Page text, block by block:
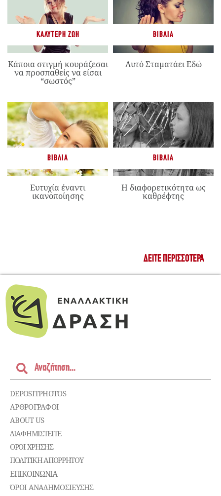
ΚΑΛΎΤΕΡΗ ΖΩΉ
Κάποια στιγμή κουράζεσαι
να προσπαθείς να είσαι
“σωστός”
ΒΙΒΛΊΑ
Αυτό Σταματάει Εδώ
ΒΙΒΛΊΑ
Ευτυχία έναντι
ικανοποίησης
ΒΙΒΛΊΑ
Η διαφορετικότητα ως
καθρέφτης
ΔΕΊΤΕ ΠΕΡΙΣΣΌΤΕΡΑ
DEPOSITPHOTOS
ΑΡΘΡΟΓΡΑΦΟΙ
ABOUT US
ΔΙΑΦΗΜΙΣΤΕΊΤΕ
ΌΡΟΙ ΧΡΉΣΗΣ
ΠΟΛΙΤΙΚΉ ΑΠΟΡΡΉΤΟΥ
ΕΠΙΚΟΙΝΩΝΊΑ
ΌΡΟΙ ΑΝΑΔΗΜΟΣΙΕΥΣΗΣ